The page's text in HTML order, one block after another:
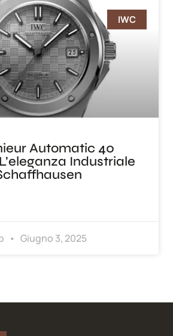
IWC
Automatic 40
Industriale
Giugno 3, 2025